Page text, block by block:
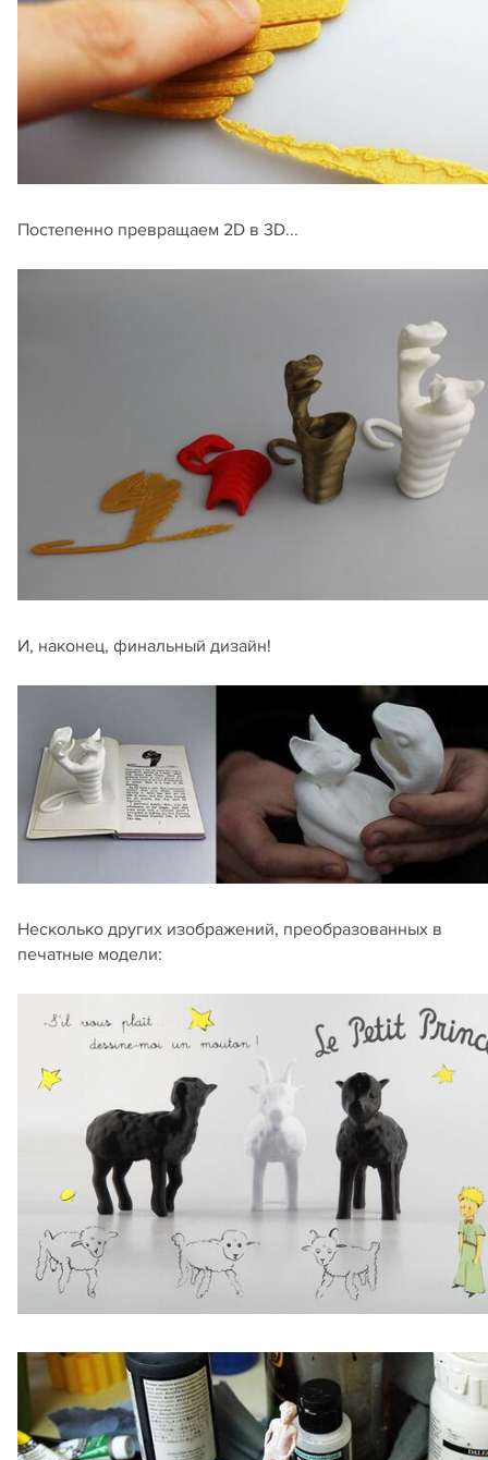
Постепенно превращаем 2D в 3D...
И, наконец, финальный дизайн!
Несколько других изображений, преобразованных в
печатные модели: